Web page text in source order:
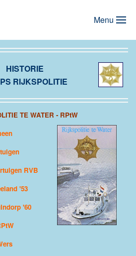
Menu
HISTORIE
RIJKSPOLITIE
TE WATER - RPtW
RVB
'53
'60